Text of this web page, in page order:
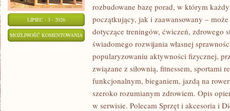
LIPIEC - 3 - 2026
MOŻLIWOŚĆ KOMENTOWANIA FITNESS
rozbudowane bazę porad, w którym
początkujący, jak i zaawansowany –
dotyczące treningów, ćwiczeń, zdrowego
świadomego rozwijania własnej
popularyzowaniu aktywności fizycznej,
związane z siłownią, fitnessem, sportami
funkcjonalnym, bieganiem, jazdą na
szeroko rozumianym zdrowiem. Opis
w serwisie. Polecam Sprzęt i akcesoria i